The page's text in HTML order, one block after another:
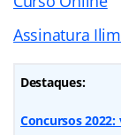
Assinatura
Destaques:
Concursos